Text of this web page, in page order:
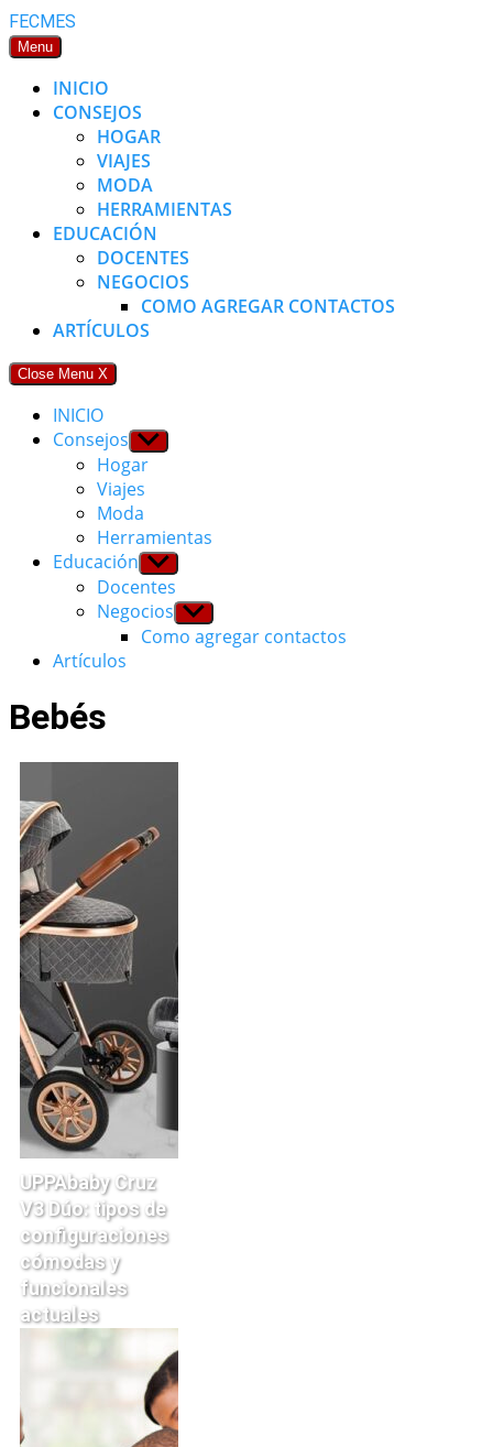
Skip
to
FECMES
Menu
INICIO
CONSEJOS
HOGAR
VIAJES
MODA
HERRAMIENTAS
EDUCACIÓN
DOCENTES
NEGOCIOS
COMO AGREGAR CONTACTOS
ARTÍCULOS
Close Menu X
INICIO
Consejos Show
sub
menu
Hogar
Viajes
Moda
Herramientas
Educación Show
sub
menu
Docentes
Negocios Show
sub
menu
Como agregar contactos
Artículos
Bebés
UPPAbaby Cruz
V3 Dúo: tipos de
configuraciones
cómodas y
funcionales
actuales